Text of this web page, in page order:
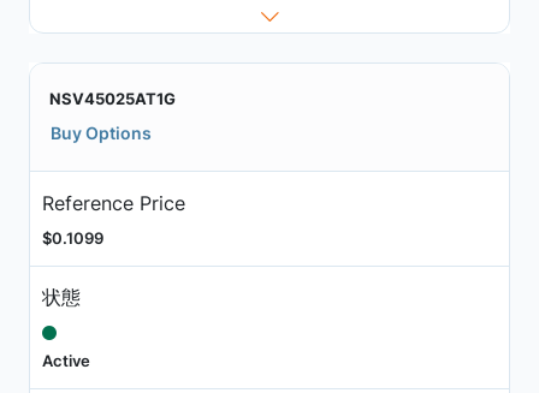
NSV45025AT1G
Buy Options
Reference Price
$0.1099
状態
Active